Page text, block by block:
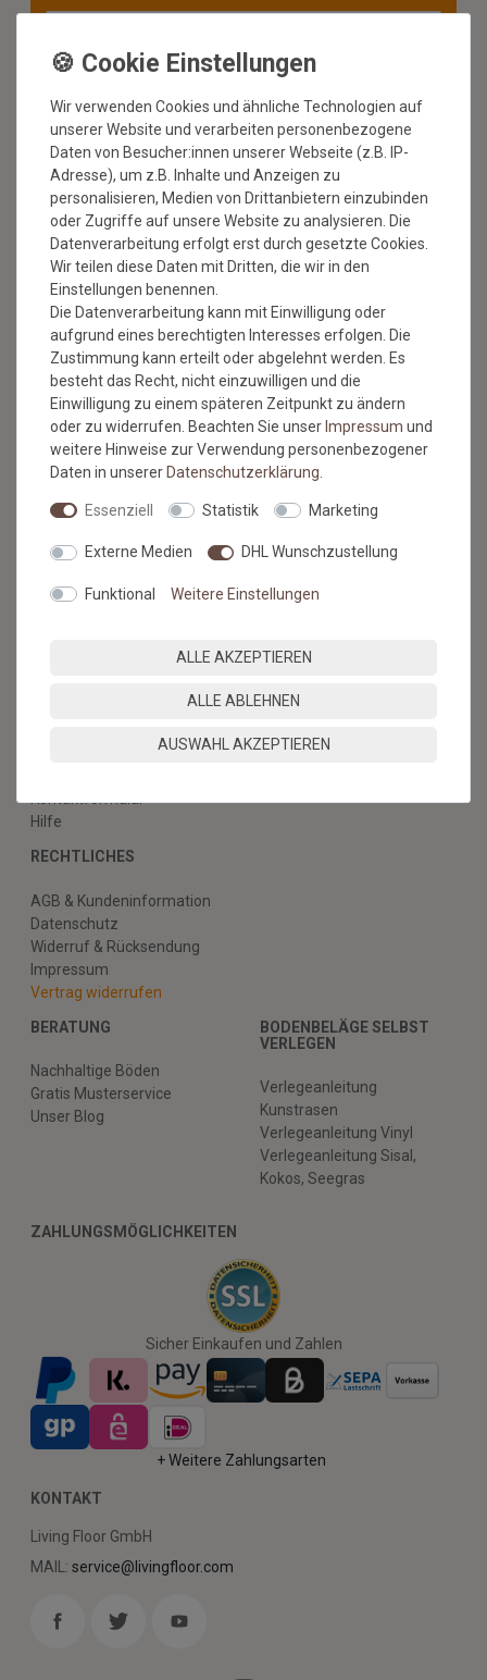
Daten­schutz­erklärung
ABONNIEREN
** Hierbei handelt es sich um ein Pflichtfeld.
* Mit der Anmeldung für den Newsletter erklären Sie sich damit
einverstanden, dass wir Ihnen regelmäßig Informationen zu unserem
Sortiment per E-Mail zuschicken. Den Newsletter können Sie jederzeit
kostenlos wieder abmelden.
BESUCHEN SIE AUCH
UNSEREN BLOG
Alles über unsere Produkte, Verlegetipps und neueste
Entdeckungen.
Kontaktformular
Hilfe
RECHTLICHES
AGB & Kundeninformation
Datenschutz
Widerruf & Rücksendung
Impressum
Vertrag widerrufen
BERATUNG
Nachhaltige Böden
Gratis Musterservice
Unser Blog
BODENBELÄGE SELBST
VERLEGEN
Verlegeanleitung
Kunstrasen
Verlegeanleitung Vinyl
Verlegeanleitung Sisal,
Kokos, Seegras
ZAHLUNGSMÖGLICHKEITEN
Sicher Einkaufen und Zahlen
+ Weitere Zahlungsarten
KONTAKT
Living Floor GmbH
MAIL: service@livingfloor.com
Wir verwenden Cookies und ähnliche Technologien auf
unserer Website und verarbeiten personenbezogene
Daten von Besucher:innen unserer Webseite (z.B. IP-
Adresse), um z.B. Inhalte und Anzeigen zu
personalisieren, Medien von Drittanbietern einzubinden
oder Zugriffe auf unsere Website zu analysieren. Die
Datenverarbeitung erfolgt erst durch gesetzte Cookies.
Wir teilen diese Daten mit Dritten, die wir in den
Einstellungen benennen.
Die Datenverarbeitung kann mit Einwilligung oder
aufgrund eines berechtigten Interesses erfolgen. Die
Zustimmung kann erteilt oder abgelehnt werden. Es
besteht das Recht, nicht einzuwilligen und die
Einwilligung zu einem späteren Zeitpunkt zu ändern
oder zu widerrufen. Beachten Sie unserImpressum und
weitere Hinweise zur Verwendung personenbezogener
Daten in unsererDaten­schutz­erklärung
Essenziell Statistik Marketing
Externe Medien DHL Wunschzustellung
Funktional Weitere Einstellungen
ALLE AKZEPTIEREN
ALLE ABLEHNEN
AUSWAHL AKZEPTIEREN